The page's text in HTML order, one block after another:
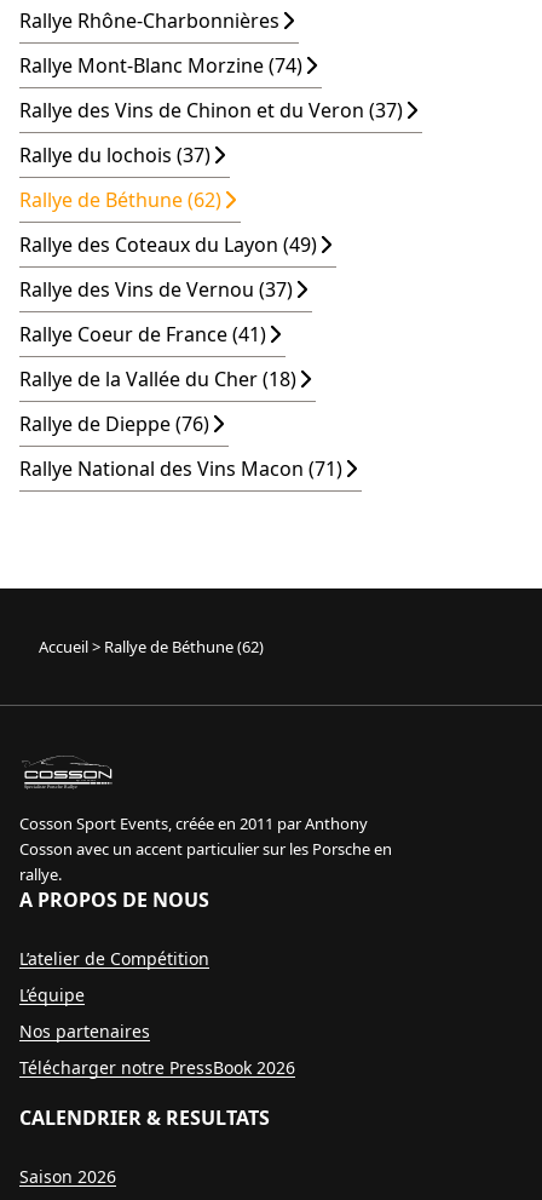
Rallye Rhône-Charbonnières
Rallye Mont-Blanc Morzine (74)
Rallye des Vins de Chinon et du Veron (37)
Rallye du lochois (37)
Rallye de Béthune (62)
Rallye des Coteaux du Layon (49)
Rallye des Vins de Vernou (37)
Rallye Coeur de France (41)
Rallye de la Vallée du Cher (18)
Rallye de Dieppe (76)
Rallye National des Vins Macon (71)
Accueil> Rallye de Béthune (62)
sport event
Specialiste Porsche Rallye
Cosson Sport Events, créée en 2011 par Anthony
Cosson avec un accent particulier sur les Porsche en
rallye.
A PROPOS DE NOUS
L’atelier de Compétition
L’équipe
Nos partenaires
Télécharger notre PressBook 2026
CALENDRIER & RESULTATS
Saison 2026